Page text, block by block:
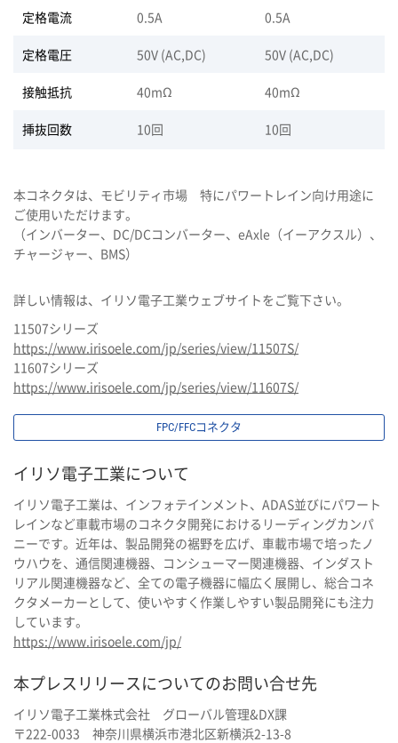
定格電流 0.5A 0.5A
定格電圧 50V (AC,DC) 50V (AC,DC)
接触抵抗 40mΩ 40mΩ
挿抜回数 10回 10回
本コネクタは、モビリティ市場 特にパワートレイン向け用途に
ご使用いただけます。
（インバーター、DC/DCコンバーター、eAxle（イーアクスル）、
チャージャー、BMS）
詳しい情報は、イリソ電子工業ウェブサイトをご覧下さい。
11507シリーズ
https://www.irisoele.com/jp/series/view/11507S/
11607シリーズ
https://www.irisoele.com/jp/series/view/11607S/
FPC/FFCコネクタ
イリソ電子工業について
イリソ電子工業は、インフォテインメント、ADAS並びにパワート
レインなど車載市場のコネクタ開発におけるリーディングカンパ
ニーです。近年は、製品開発の裾野を広げ、車載市場で培ったノ
ウハウを、通信関連機器、コンシューマー関連機器、インダスト
リアル関連機器など、全ての電子機器に幅広く展開し、総合コネ
クタメーカーとして、使いやすく作業しやすい製品開発にも注力
しています。
https://www.irisoele.com/jp/
本プレスリリースについてのお問い合せ先
イリソ電子工業株式会社 グローバル管理&DX課
〒222-0033 神奈川県横浜市港北区新横浜2-13-8